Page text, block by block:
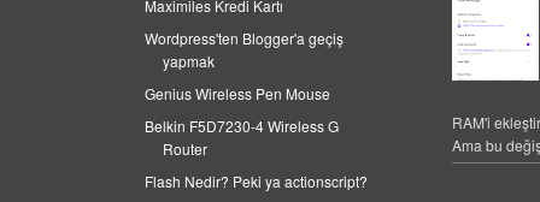
Maximiles Kredi Kartı
Wordpress'ten Blogger'a geçiş
yapmak
Genius Wireless Pen Mouse
Belkin F5D7230-4 Wireless G
Router
Flash Nedir? Peki ya actionscript?
RAM'i
Ama bu